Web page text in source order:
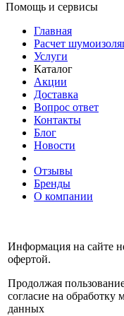
Помощь и сервисы
Главная
Расчет
Услуги
Каталог
Акции
Доставка
Вопрос ответ
Контакты
Блог
Новости
Отзывы
Бренды
О компании
Информация на сайте
офертой.
Продолжая
согласие на обработку
данных